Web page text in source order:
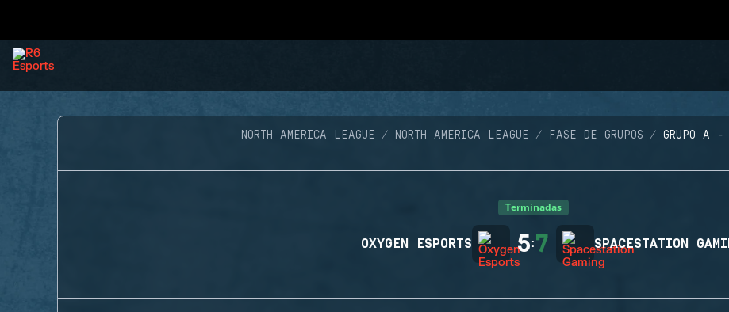
NORTH AMERICA LEAGUE NORTH AMERICA LEAGUE FASE DE GRUPOS GRUPO A
Terminadas
OXYGEN ESPORTS 5:7 SPACESTATION